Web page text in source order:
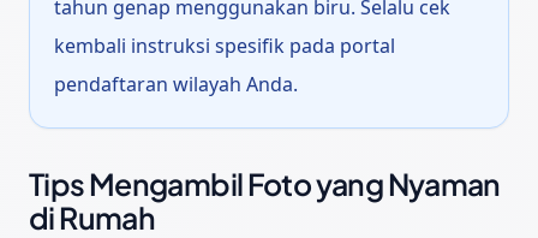
tahun genap menggunakan biru. Selalu cek
kembali instruksi spesifik pada portal
pendaftaran wilayah Anda.
Tips Mengambil Foto yang Nyaman
di Rumah